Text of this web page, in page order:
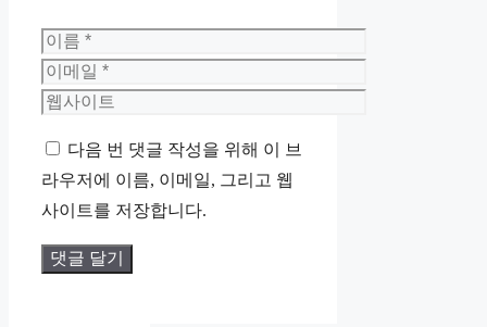
이
름
이
메
웹
이
트
다음 번 댓글 작성을 위해 이 브
라우저에 이름, 이메일, 그리고 웹
사이트를 저장합니다.